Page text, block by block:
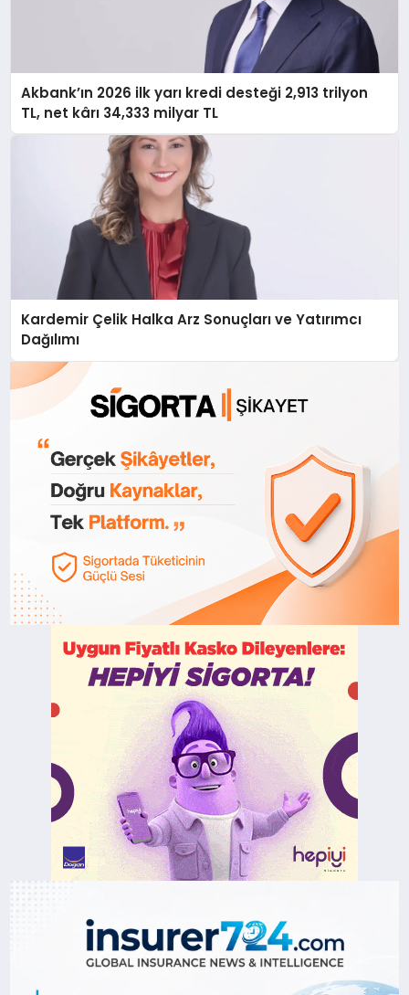
Akbank’ın 2026 ilk yarı kredi desteği 2,913 trilyon
TL, net kârı 34,333 milyar TL
Kardemir Çelik Halka Arz Sonuçları ve Yatırımcı
Dağılımı